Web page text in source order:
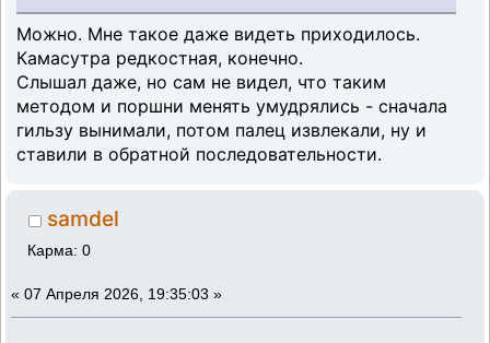
Можно. Мне такое даже видеть приходилось.
Камасутра редкостная, конечно.
Слышал даже, но сам не видел, что таким
методом и поршни менять умудрялись - сначала
гильзу вынимали, потом палец извлекали, ну и
ставили в обратной последовательности.
samdel
Карма: 0
« 07 Апреля 2026, 19:35:03 »